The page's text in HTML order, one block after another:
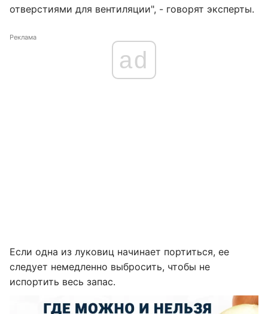
отверстиями для вентиляции", - говорят эксперты.
Реклама
ad
Если одна из луковиц начинает портиться, ее
следует немедленно выбросить, чтобы не
испортить весь запас.